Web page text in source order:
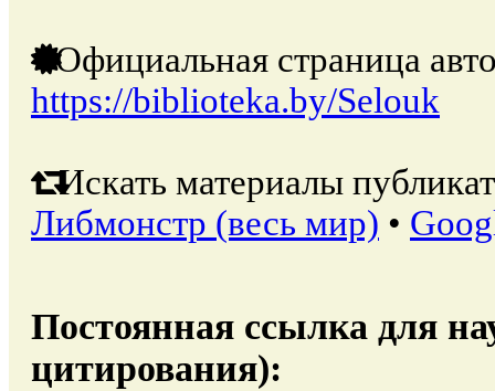
Официальная страница
https://biblioteka.by/Selouk
Искать материалы
Либмонстр (весь мир) •
Постоянная ссылка для
цитирования):